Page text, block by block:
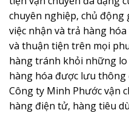
chuyên nghiệp, chủ động
việc nhận và trả hàng
và thuận tiện trên mọi
hàng tránh khỏi những
hàng hóa được lưu
Công ty Minh Phước vận
hàng điện tử, hàng tiêu